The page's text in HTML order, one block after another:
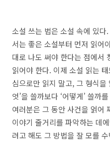
소설 쓰는 법은 소설 속에 있다.
서는 좋은 소설부터 먼저 읽어
대로 나도 써야 한다는 점에서
읽어야 한다. 이제 소설 읽는
심으로만 읽지 말고,그 형식을
엇’을 쓸까보다 ‘어떻게’쓸까
여러분은 그 동안 사건을 얽어
이야기 줄거리를 파악하는 데
려고 해도 그 방법을 잘 모를